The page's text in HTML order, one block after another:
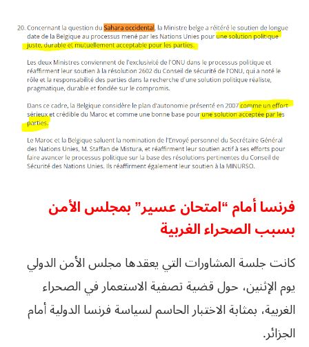
فرنسا أمام “امتحان عسير” بمجلس الأمن
بسبب الصحراء الغربية
كانت جلسة المشاورات التي يعقدها مجلس الأمن الدولي
يوم الإثنين، حول قضية تصفية الاستعمار في الصحراء
الغربية، بمثابة الاختبار الحاسم لسياسة فرنسا الدولية أمام
الجزائر.